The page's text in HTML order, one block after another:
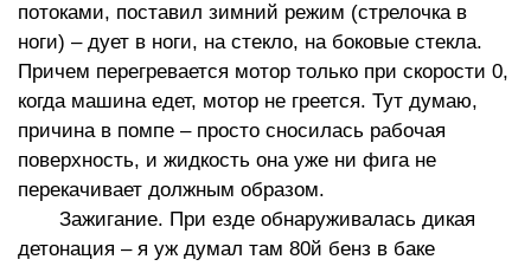
потоками, поставил зимний режим (стрелочка в
ноги) – дует в ноги, на стекло, на боковые стекла.
Причем перегревается мотор только при скорости 0,
когда машина едет, мотор не греется. Тут думаю,
причина в помпе – просто сносилась рабочая
поверхность, и жидкость она уже ни фига не
перекачивает должным образом.
Зажигание. При езде обнаруживалась дикая
детонация – я уж думал там 80й бенз в баке